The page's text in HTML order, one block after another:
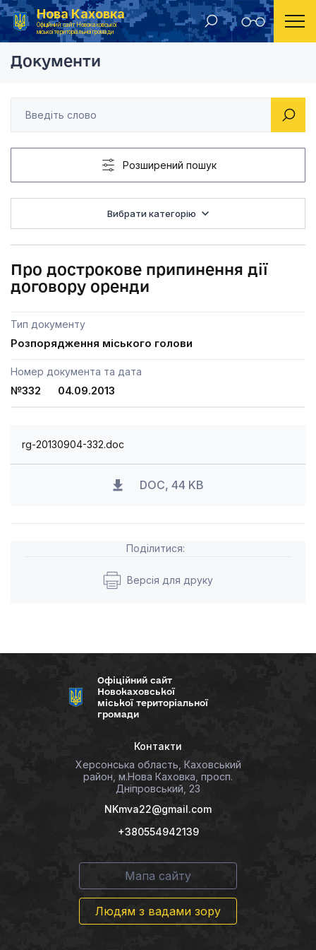
Нова Каховка
Офіційний сайт Новокаховської
міської територіальної громади
Головна Розпорядження Новокаховського міського голови 2013 рік Про дострокове
Документи
Розширений пошук
Вибрати категорію
Про дострокове припинення дії
договору оренди
Тип документу
Розпорядження міського голови
Номер документа та дата
№332 04.09.2013
rg-20130904-332.doc
DOC, 44 KB
Поділитися:
Версія для друку
Офіційний сайт
Новокаховської
міської територіальної
громади
Контакти
Херсонська область, Каховський
район, м.Нова Каховка, просп.
Дніпровський, 23
NKmva22@gmail.com
+380554942139
Мапа сайту
Людям з вадами зору